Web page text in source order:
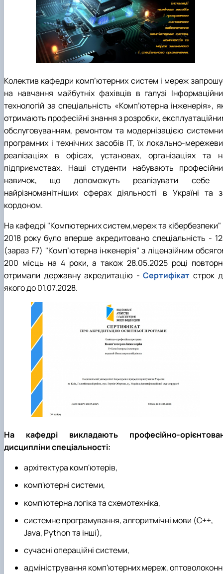
Колектив кафедри комп’ютерних систем і мереж
на навчання майбутніх фахівців в галузі
технологій за спеціальність «Комп’ютерна інженерія»,
отримають професійні знання з розробки,
обслуговуванням, ремонтом та модернізацією
програмних і технічних засобів ІТ, їх локально-
реалізаціях в офісах, установах, організаціях та
підприємствах. Наші студенти набувають
навичок, що допоможуть реалізувати себе
найрізноманітніших сферах діяльності в Україні та
кордоном.
На кафедрі "Компютерних систем,мереж та кібербезпеки"
2018 року було вперше акредитовано спеціальність -
(зараз F7) "Комп’ютерна інженерія" з ліцензійним
200 місць на 4 роки, а також 28.05.2025 році
отримали державну акредитацію -Сертифікат строк
якого до 01.07.2028.
На кафедрі викладають професійно-
дисципліни спеціальності:
архітектура комп'ютерів,
комп'ютерні системи,
комп'ютерна логіка та схемотехніка,
системне програмування, алгоритмічні мови (C++,
Java, Python та інші),
сучасні операційні системи,
адміністрування комп'ютерних мереж,